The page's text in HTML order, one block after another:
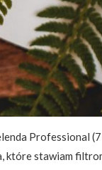
Professional
które stawiam